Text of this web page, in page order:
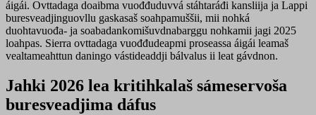
áigái. Ovttadaga doaibma vuođđuduvvá stáhtaráđi kansliija ja Lappi
buresveadjinguovllu gaskasaš soahpamuššii, mii nohká
duohtavuođa- ja soabadankomišuvdnabarggu nohkamii jagi 2025
loahpas. Sierra ovttadaga vuođđudeapmi proseassa áigái leamaš
vealtameahttun daningo vástideaddji bálvalus ii leat gávdnon.
Jahki 2026 lea kritihkalaš sámeservoša
buresveadjima dáfus